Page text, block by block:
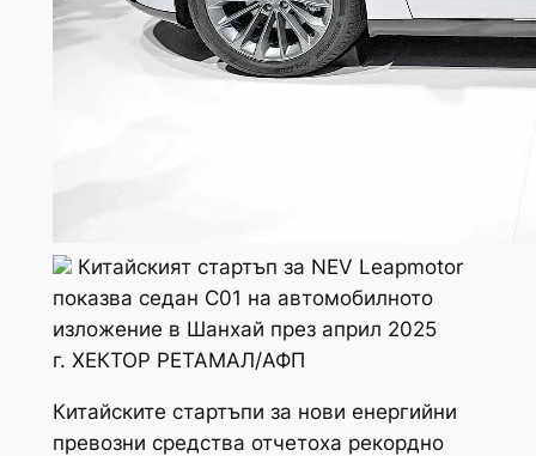
Китайският стартъп за NEV Leapmotor
показва седан C01 на автомобилното
изложение в Шанхай през април 2025
г. ХЕКТОР РЕТАМАЛ/АФП
Китайските стартъпи за нови енергийни
превозни средства отчетоха рекордно